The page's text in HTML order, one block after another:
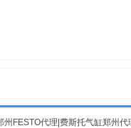
州FESTO代理|费斯托气缸郑州